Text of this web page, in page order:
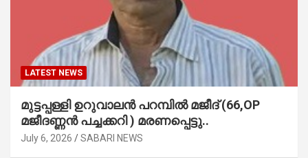
LATEST NEWS
മുട്ടപ്പള്ളി ഉറുവാലൻ പറമ്പിൽ മജീദ് (66,OP
മജീദണ്ണൻ പച്ചക്കറി ) മരണപ്പെട്ടു..
July 6, 2026 SABARI NEWS